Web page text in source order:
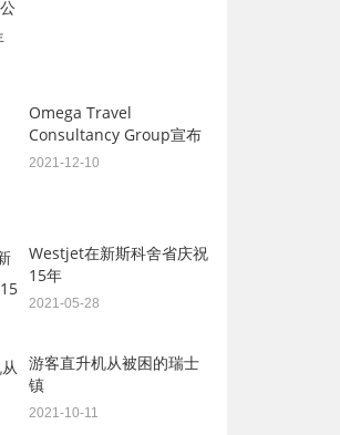
Omega Travel
Consultancy Group宣布
2021-12-10
Westjet在新斯科舍省庆祝
15年
2021-05-28
游客直升机从被困的瑞士
镇
2021-10-11